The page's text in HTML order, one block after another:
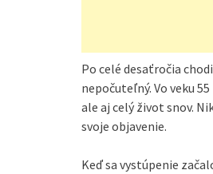
Po celé desaťročia
nepočuteľný. Vo veku
ale aj celý život snov.
svoje objavenie.
Keď sa vystúpenie